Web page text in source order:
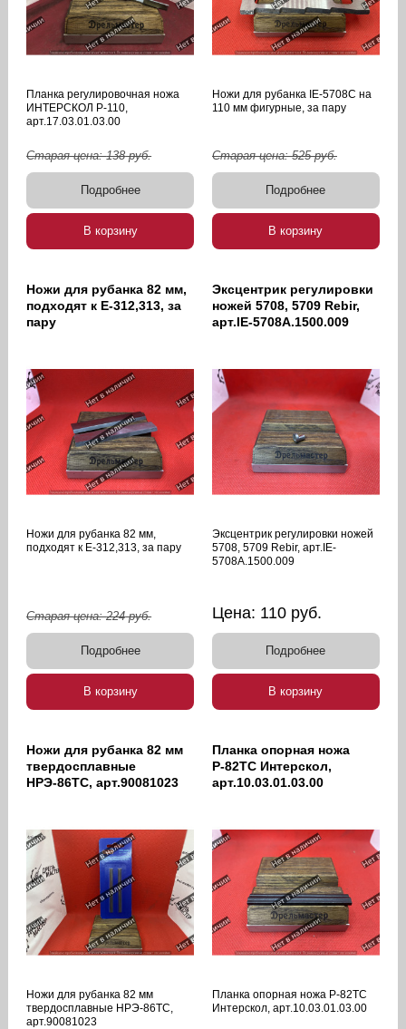
Планка регулировочная ножа
ИНТЕРСКОЛ Р-110,
арт.17.03.01.03.00
Старая цена:138руб.
Подробнее
В корзину
Ножи для рубанка IE-5708C на
110 мм фигурные, за пару
Старая цена:525руб.
Подробнее
В корзину
Ножи для рубанка 82 мм,
подходят к Е-312,313, за
пару
Ножи для рубанка 82 мм,
подходят к Е-312,313, за пару
Старая цена:224руб.
Подробнее
В корзину
Эксцентрик регулировки
ножей 5708, 5709 Rebir,
арт.IE-5708A.1500.009
Эксцентрик регулировки ножей
5708, 5709 Rebir, арт.IE-
5708A.1500.009
Цена: 110 руб.
Подробнее
В корзину
Ножи для рубанка 82 мм
твердосплавные
НРЭ-86ТС, арт.90081023
Ножи для рубанка 82 мм
твердосплавные НРЭ-86ТС,
арт.90081023
Планка опорная ножа
Р-82ТС Интерскол,
арт.10.03.01.03.00
Планка опорная ножа Р-82ТС
Интерскол, арт.10.03.01.03.00